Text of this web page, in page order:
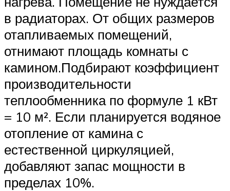
в радиаторах. От общих размеров
отапливаемых помещений,
отнимают площадь комнаты с
камином.Подбирают коэффициент
производительности
теплообменника по формуле 1 кВт
= 10 м². Если планируется водяное
отопление от камина с
естественной циркуляцией,
добавляют запас мощности в
пределах 10%.